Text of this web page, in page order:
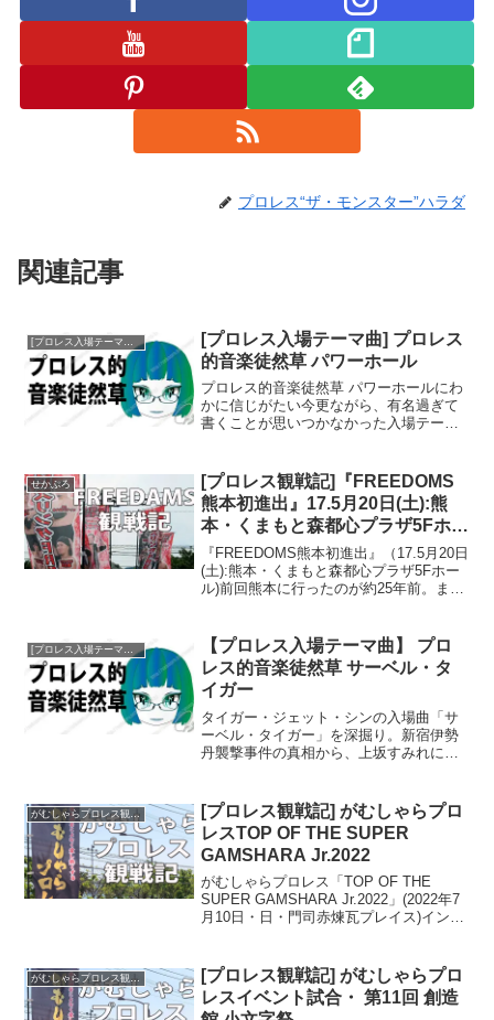
プロレス“ザ・モンスター”ハラダ
関連記事
[プロレス入場テーマ曲]プロレス的音楽徒然草
[プロレス入場テーマ曲] プロレス
的音楽徒然草 パワーホール
プロレス的音楽徒然草 パワーホールにわ
かに信じがたい今更ながら、有名過ぎて
書くことが思いつかなかった入場テーマ
イブ見ていたら、いわゆるニューリーダ
ーズと呼ばれた世代で、...
せかぷろ
[プロレス観戦記]『FREEDOMS
熊本初進出』17.5月20日(土):熊
本・くまもと森都心プラザ5Fホー
ル)
『FREEDOMS熊本初進出』（17.5月20日
(土):熊本・くまもと森都心プラザ5Fホー
ル)前回熊本に行ったのが約25年前。まだ
んでいた。実はそれ以降熊本には行っ
て...
【プロレス入場テーマ曲】 プロ
レス的音楽徒然草 サーベル・タ
イガー
タイガー・ジェット・シンの入場曲「サ
ーベル・タイガー」を深掘り。新宿伊勢
丹襲撃事件の真相から、上坂すみれによ
記憶を綴ります。
がむしゃらプロレス観戦記
[プロレス観戦記] がむしゃらプロ
レスTOP OF THE SUPER
GAMSHARA Jr.2022
がむしゃらプロレス「TOP OF THE
SUPER GAMSHARA Jr.2022」(2022年7
月10日・日・門司赤煉瓦プレイス)イント
CLIMAX」が開催されるのだ...
がむしゃらプロレス観戦記
[プロレス観戦記] がむしゃらプロ
レスイベント試合・ 第11回 創造